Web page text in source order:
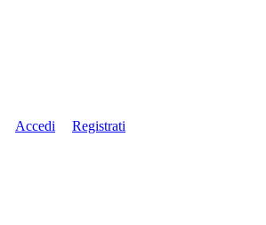
Accedi Registrati